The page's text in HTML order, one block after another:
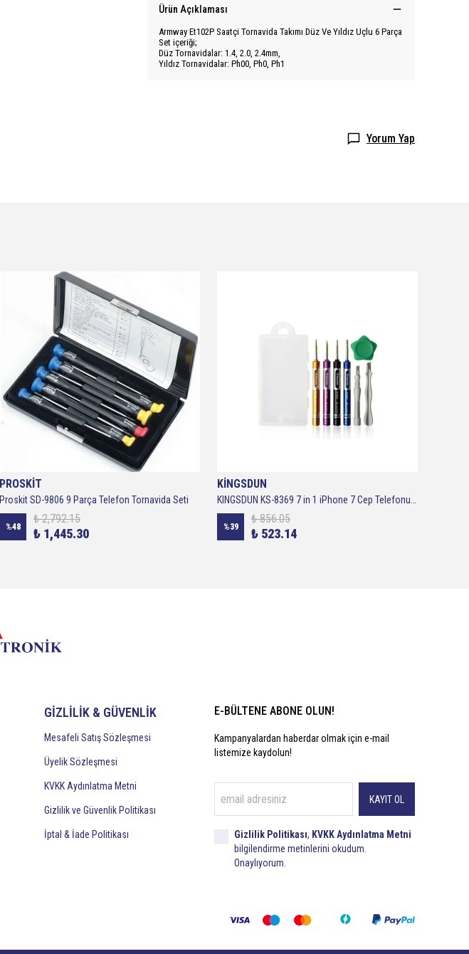
Ürün Açıklaması
Armway Et102P Saatçi Tornavida Takımı Düz Ve Yıldız Uçlu 6 Parça
Set içeriği;
Düz Tornavidalar: 1.4, 2.0, 2.4mm,
Yıldız Tornavidalar: Ph00, Ph0, Ph1
Yorum Yap
PROSKİT
Proskit SD-9806 9 Parça Telefon Tornavida Seti
%48
₺ 2,792.15
₺ 1,445.30
KİNGSDUN
KINGSDUN KS-8369 7 in 1 iPhone 7 Cep Telefonu Tamir ve Sökme Aparat Seti
%39
₺ 856.05
₺ 523.14
GİZLİLİK & GÜVENLİK
Mesafeli Satış Sözleşmesi
Üyelik Sözleşmesi
KVKK Aydınlatma Metni
Gizlilik ve Güvenlik Politikası
İptal & İade Politikası
E-BÜLTENE ABONE OLUN!
Kampanyalardan haberdar olmak için e-mail
listemize kaydolun!
KAYIT OL
Gizlilik Politikası, KVKK Aydınlatma Metni
bilgilendirme metinlerini okudum.
Onaylıyorum.